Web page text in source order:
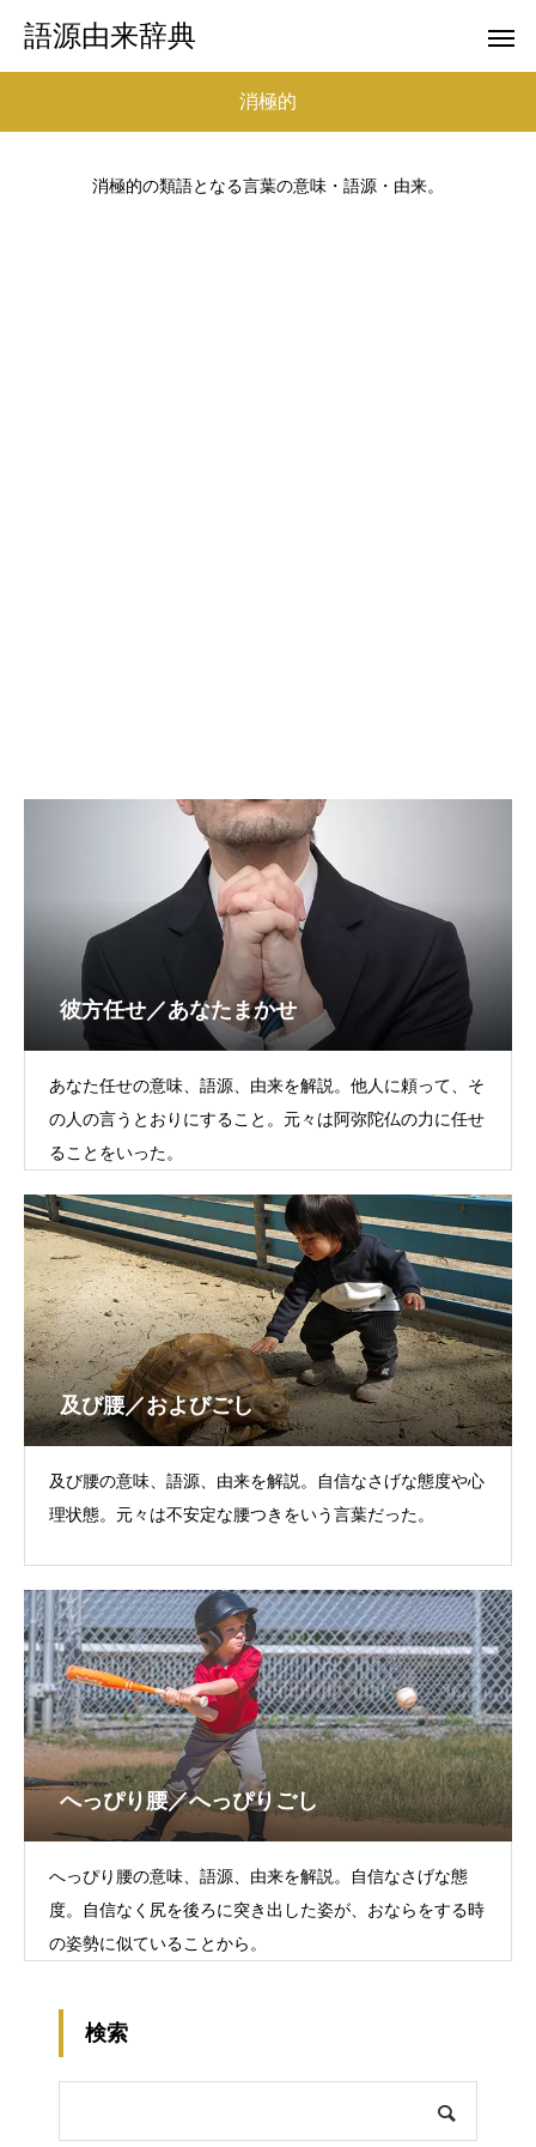
語源由来辞典
消極的
消極的の類語となる言葉の意味・語源・由来。
彼方任せ／あなたまかせ
あなた任せの意味、語源、由来を解説。他人に頼って、そ
の人の言うとおりにすること。元々は阿弥陀仏の力に任せ
ることをいった。
及び腰／およびごし
及び腰の意味、語源、由来を解説。自信なさげな態度や心
理状態。元々は不安定な腰つきをいう言葉だった。
へっぴり腰／へっぴりごし
へっぴり腰の意味、語源、由来を解説。自信なさげな態
度。自信なく尻を後ろに突き出した姿が、おならをする時
の姿勢に似ていることから。
検索